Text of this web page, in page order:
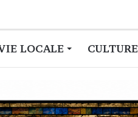
LOCALE CULTURE